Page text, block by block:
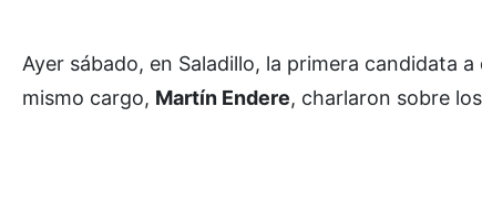
Ayer sábado, en Saladillo, la primera candidata
mismo cargo, Martín Endere, charlaron sobre